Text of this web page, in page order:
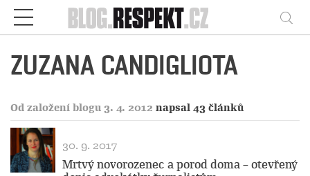
Respekt
ZUZANA CANDIGLIOTA
Od založení blogu 3. 4. 2012 napsal 43 článků
30. 9. 2017
Mrtvý novorozenec a porod doma – otevřený